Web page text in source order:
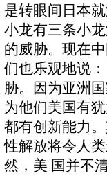
是转眼间日本
小龙有三条小
的威胁。现在
们也乐观地说
胁。因为亚洲
为他们美国有
都有创新能力
性解放将令人
然，美 国并不